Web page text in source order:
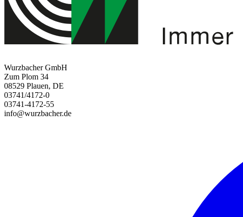
Wurzbacher GmbH
Zum Plom 34
08529 Plauen, DE
03741/4172-0
03741-4172-55
info@wurzbacher.de